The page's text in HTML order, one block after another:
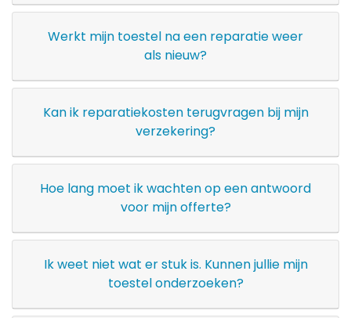
Werkt mijn toestel na een reparatie weer
als nieuw?
Kan ik reparatiekosten terugvragen bij mijn
verzekering?
Hoe lang moet ik wachten op een antwoord
voor mijn offerte?
Ik weet niet wat er stuk is. Kunnen jullie mijn
toestel onderzoeken?